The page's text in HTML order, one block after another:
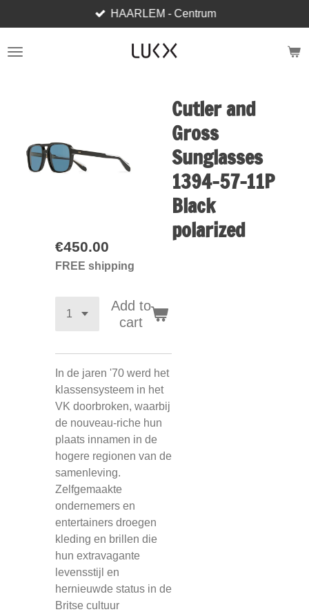
to
main
HAARLEM - Centrum
Cutler and
Gross
Sunglasses
1394-57-11P
Black
polarized
€450.00
FREE shipping
Add to
cart
In de jaren '70 werd het
klassensysteem in het
VK doorbroken, waarbij
de nouveau-riche hun
plaats innamen in de
hogere regionen van de
samenleving.
Zelfgemaakte
ondernemers en
entertainers droegen
kleding en brillen die
hun extravagante
levensstijl en
hernieuwde status in de
Britse cultuur